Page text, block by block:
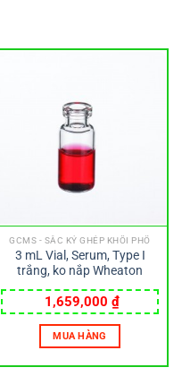
GCMS - SẮC KÝ GHÉP KHỐI PHỔ
3 mL Vial, Serum, Type I
trắng, ko nắp Wheaton
1,659,000 ₫
MUA HÀNG